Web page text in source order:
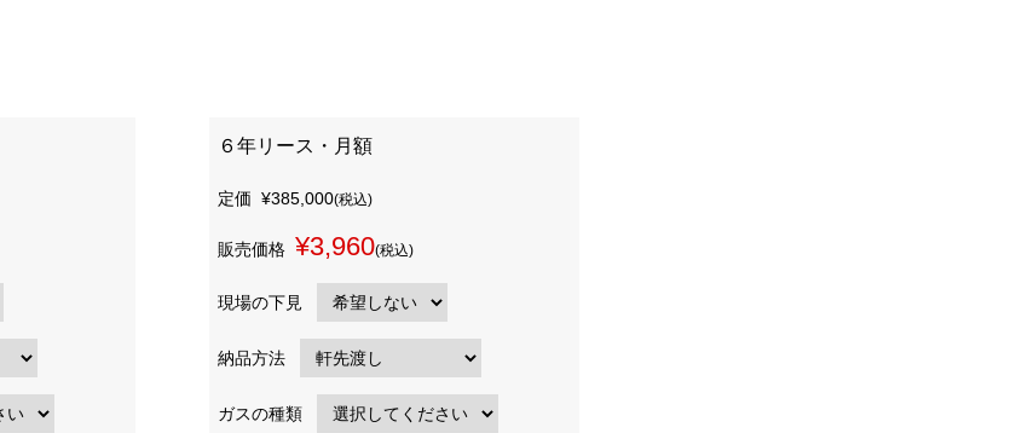
６年リース・月額
定価 ¥385,000(税込)
販売価格 ¥3,960(税込)
現場の下見
納品方法
ガスの種類